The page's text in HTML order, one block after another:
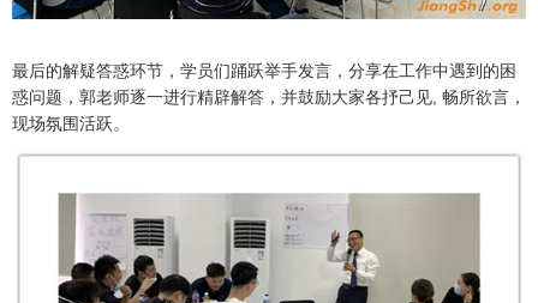
最后的解疑答惑环节，学员们踊跃举手发言，分享在工作中遇到的困
惑问题，郭老师逐一进行精辟解答，并鼓励大家各抒己见, 畅所欲言，
现场氛围活跃。